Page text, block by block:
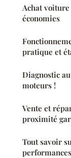
Achat
économies
pratique et
Diagnostic
moteurs !
Vente et
proximité
Tout savoir